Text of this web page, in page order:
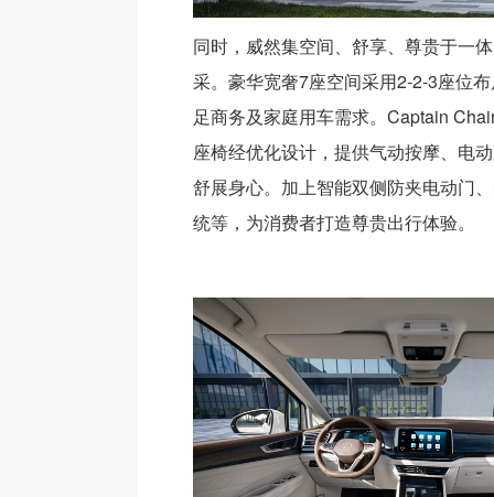
同时，威然集空间、舒享、尊贵于一
采。豪华宽奢7座空间采用2-2-3座位
足商务及家庭用车需求。Captain
座椅经优化设计，提供气动按摩、电
舒展身心。加上智能双侧防夹电动门
统等，为消费者打造尊贵出行体验。